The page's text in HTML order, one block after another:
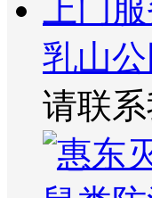
乳山
请联